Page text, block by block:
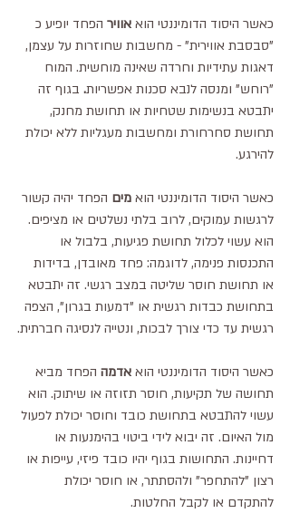
כאשר היסוד הדומיננטי הוא אוויר הפחד יופיע כ
"סבסבת אווירית" - מחשבות שחוזרות על עצמן,
דאגות עתידיות וחרדה שאינה מוחשית. המוח
"רוחש" ומנסה לנבא סכנות אפשריות. בגוף זה
יתבטא בנשימות שטחיות או תחושת מחנק,
תחושת סחרחורת ומחשבות מעגליות ללא יכולת
להירגע.
כאשר היסוד הדומיננטי הוא מים הפחד יהיה קשור
לרגשות עמוקים, לרוב בלתי נשלטים או מציפים.
הוא עשוי לכלול תחושת פגיעות, בלבול או
התכנסות פנימה, לדוגמה: פחד מאובדן, בדידות
או תחושת חוסר שליטה במצב רגשי. זה יתבטא
בתחושת כבדות רגשית או "דמעות בגרון", הצפה
רגשית עד כדי צורך לבכות, ונטייה לנסיגה חברתית.
כאשר היסוד הדומיננטי הוא אדמה הפחד מביא
תחושה של תקיעות, חוסר תזוזה או שיתוק. הוא
עשוי להתבטא בתחושת כובד וחוסר יכולת לפעול
מול האיום. זה יבוא לידי ביטוי בהימנעות או
דחיינות. התחושות בגוף יהיו כובד פיזי, עייפות או
רצון "להתחפר" ולהסתתר, או חוסר יכולת
להתקדם או לקבל החלטות.